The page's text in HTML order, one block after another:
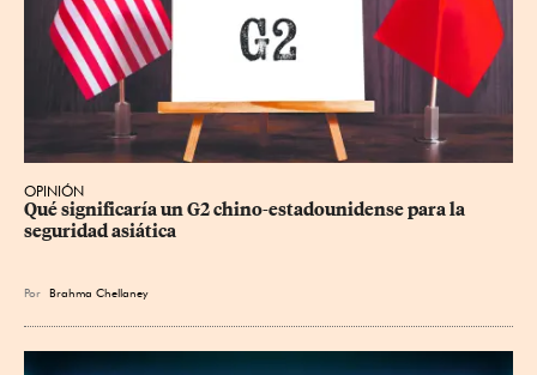
OPINIÓN
Qué significaría un G2 chino-estadounidense para la
seguridad asiática
Por Brahma Chellaney